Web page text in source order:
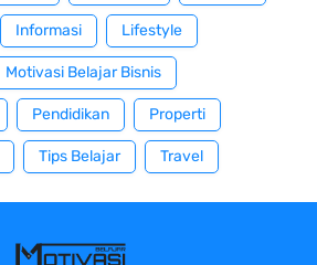
Informasi Lifestyle
Motivasi Belajar Bisnis
Pendidikan Properti
Tips Belajar Travel